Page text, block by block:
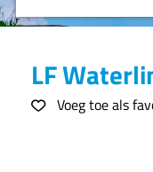
a
LF
Voeg toe als